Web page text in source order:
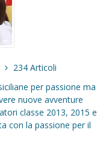
234 Articoli
per passione ma
nuove avventure
classe 2013, 2015 e
con la passione per il